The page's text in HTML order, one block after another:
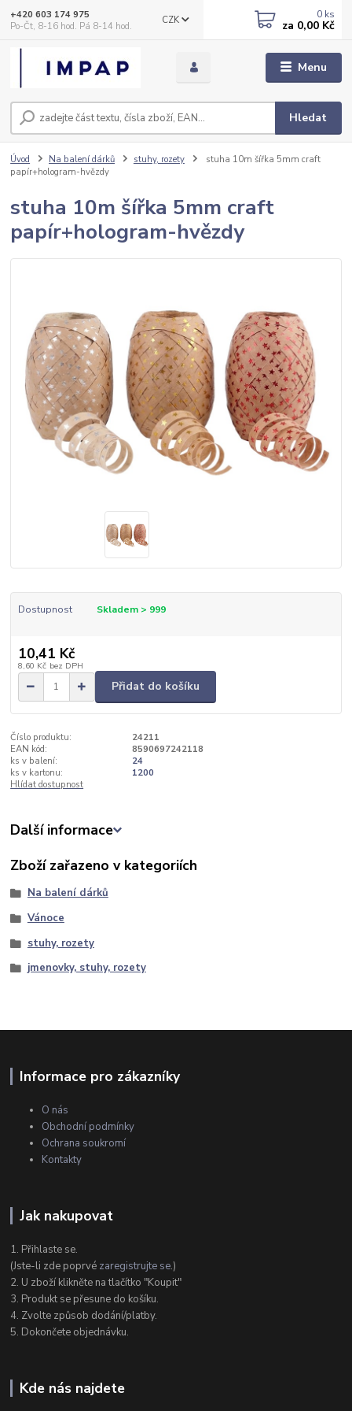
Menu
CZK
Hledat
+420 603 174 975
Po-Čt, 8-16 hod. Pá 8-14 hod.
0 ks
za 0,00 Kč
Úvod Na balení dárků stuhy, rozety
stuha 10m šířka 5mm craft
papír+hologram-hvězdy
stuha 10m šířka 5mm craft
papír+hologram-hvězdy
Dostupnost Skladem > 999
10,41 Kč
8,60 Kč bez DPH
Přidat do košíku
Číslo produktu:
24211
EAN kód:
8590697242118
ks v balení:
24
ks v kartonu:
1200
Hlídat dostupnost
Další informace
Zboží zařazeno v kategoriích
Na balení dárků
Vánoce
stuhy, rozety
jmenovky, stuhy, rozety
Informace pro zákazníky
O nás
Obchodní podmínky
Ochrana soukromí
Kontakty
Jak nakupovat
1. Přihlaste se.
(Jste-li zde poprvé zaregistrujte se.)
2. U zboží klikněte na tlačítko "Koupit"
3. Produkt se přesune do košíku.
4. Zvolte způsob dodání/platby.
5. Dokončete objednávku.
Kde nás najdete